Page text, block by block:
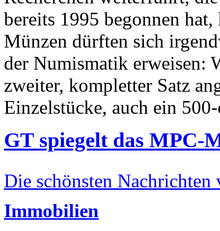
bereits 1995 begonnen
Münzen dürften sich
der Numismatik erweisen:
zweiter, kompletter Satz
Einzelstücke, auch ein
GT spiegelt das MPC-
Die schönsten Nachrichten
Immobilien